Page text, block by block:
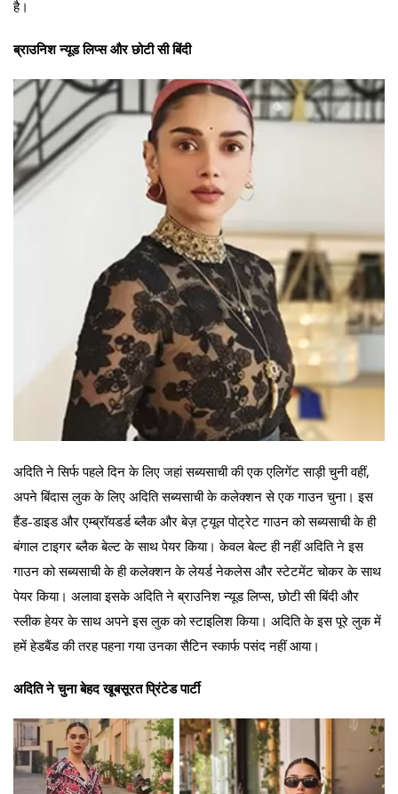
है।
ब्राउनिश न्यूड लिप्स और छोटी सी बिंदी
अदिति ने सिर्फ पहले दिन के लिए जहां सब्यसाची की एक एलिगेंट साड़ी चुनी वहीं,
अपने बिंदास लुक के लिए अदिति सब्यसाची के कलेक्शन से एक गाउन चुना। इस
हैंड-डाइड और एम्ब्रॉयडर्ड ब्लैक और बेज़ ट्यूल पोट्रेट गाउन को सब्यसाची के ही
बंगाल टाइगर ब्लैक बेल्ट के साथ पेयर किया। केवल बेल्ट ही नहीं अदिति ने इस
गाउन को सब्यसाची के ही कलेक्शन के लेयर्ड नेकलेस और स्टेटमेंट चोकर के साथ
पेयर किया। अलावा इसके अदिति ने ब्राउनिश न्यूड लिप्स, छोटी सी बिंदी और
स्लीक हेयर के साथ अपने इस लुक को स्टाइलिश किया। अदिति के इस पूरे लुक में
हमें हेडबैंड की तरह पहना गया उनका सैटिन स्कार्फ पसंद नहीं आया।
अदिति ने चुना बेहद खूबसूरत प्रिंटेड पार्टी